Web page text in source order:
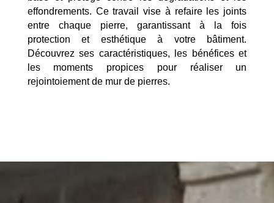
effondrements. Ce travail vise à refaire les joints
entre chaque pierre, garantissant à la fois
protection et esthétique à votre bâtiment.
Découvrez ses caractéristiques, les bénéfices et
les moments propices pour réaliser un
rejointoiement de mur de pierres.